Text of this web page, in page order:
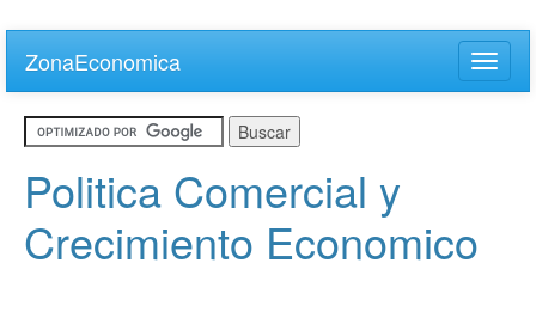
main
content
ZonaEconomica
Toggle
Politica Comercial y
Crecimiento Economico